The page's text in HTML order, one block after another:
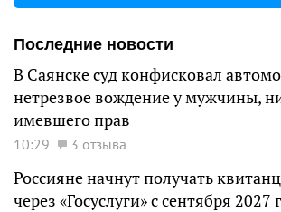
Последние новости
В Саянске суд конфисковал
нетрезвое вождение у мужчины,
имевшего прав
10:29 3 отзыва
Россияне начнут получать
через «Госуслуги» с сентября 2027